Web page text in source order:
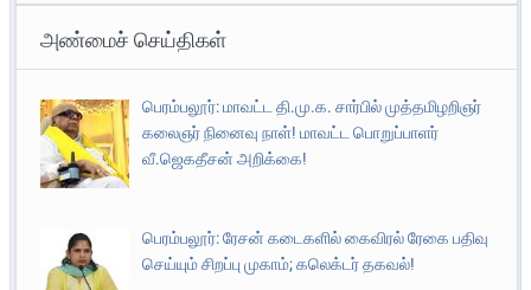
அண்மைச் செய்திகள்
பெரம்பலூர்: மாவட்ட தி.மு.க. சார்பில் முத்தமிழறிஞர்
கலைஞர் நினைவு நாள்! மாவட்ட பொறுப்பாளர்
வீ.ஜெகதீசன் அறிக்கை!
பெரம்பலூர்: ரேசன் கடைகளில் கைவிரல் ரேகை பதிவு
செய்யும் சிறப்பு முகாம்; கலெக்டர் தகவல்!